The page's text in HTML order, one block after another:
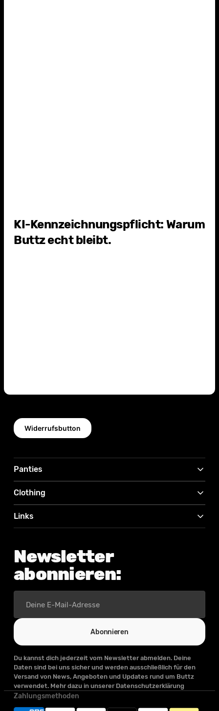
KI-Kennzeichnungspflicht: Warum
Buttz echt bleibt.
Widerrufsbutton
Panties
Clothing
Links
Newsletter
abonnieren:
Mail-
Adresse
Abonnieren
Du kannst dich jederzeit vom Newsletter abmelden. Deine
Daten sind bei uns sicher und werden ausschließlich für den
Versand von News, Angeboten und Updates rund um Buttz
verwendet. Mehr dazu in unserer Datenschutzerklärung
Zahlungsmethoden